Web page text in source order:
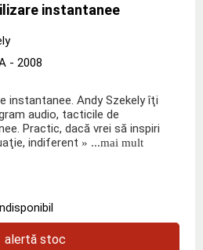
instantanee
- 2008
instantanee. Andy Szekely îţi
audio, tacticile de
Practic, dacă vrei să inspiri
indiferent » ...mai mult
alertă stoc